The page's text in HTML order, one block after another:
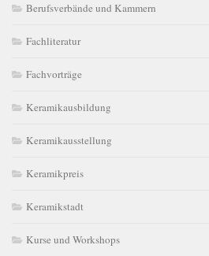
Berufsverbände und Kammern
Fachliteratur
Fachvorträge
Keramikausbildung
Keramikausstellung
Keramikpreis
Keramikstadt
Kurse und Workshops